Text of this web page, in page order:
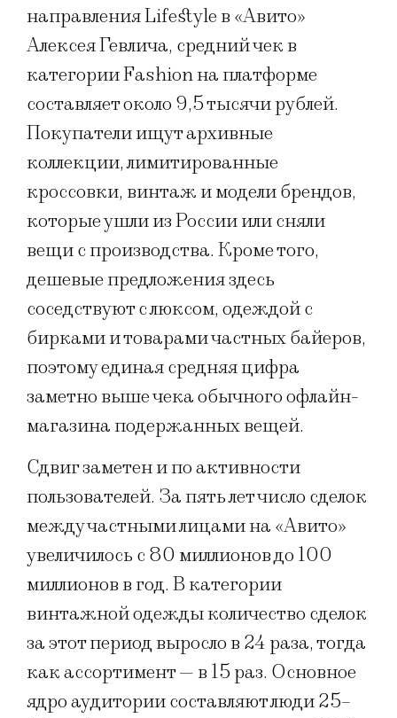
направления Lifestyle в «Авито»
Алексея Гевлича, средний чек в
категории Fashion на платформе
составляет около 9,5 тысячи рублей.
Покупатели ищут архивные
коллекции, лимитированные
кроссовки, винтаж и модели брендов,
которые ушли из России или сняли
вещи с производства. Кроме того,
дешевые предложения здесь
соседствуют с люксом, одеждой с
бирками и товарами частных байеров,
поэтому единая средняя цифра
заметно выше чека обычного офлайн-
магазина подержанных вещей.
Сдвиг заметен и по активности
пользователей. За пять лет число сделок
между частными лицами на «Авито»
увеличилось с 80 миллионов до 100
миллионов в год. В категории
винтажной одежды количество сделок
за этот период выросло в 24 раза, тогда
как ассортимент — в 15 раз. Основное
ядро аудитории составляют люди 25–